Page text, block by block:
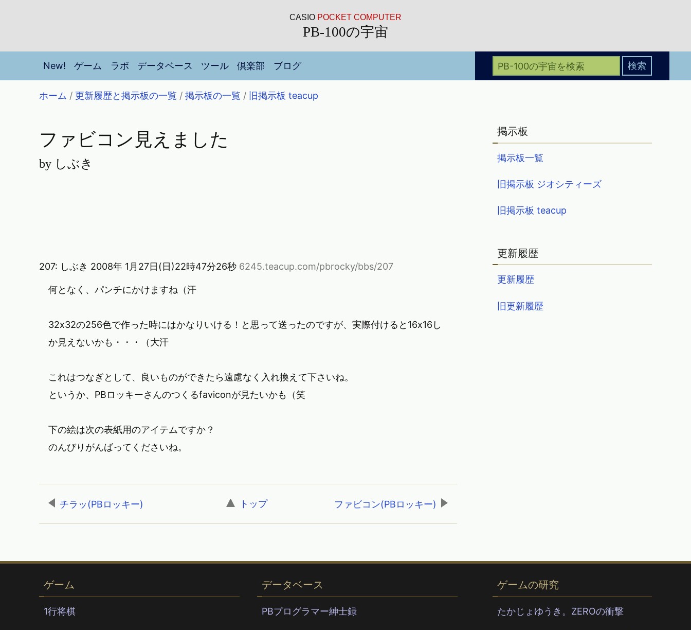
CASIO POCKET COMPUTER
PB-100の宇宙
New! ゲーム ラボ データベース ツール 倶楽部 ブログ
ホーム / 更新履歴と掲示板の一覧 /掲示板の一覧 / 旧掲示板 teacup
ファビコン見えました
by しぶき
207: しぶき 2008年 1月27日(日)22時47分26秒 6245.teacup.com/pbrocky/bbs/207
何となく、パンチにかけますね（汗
32x32の256色で作った時にはかなりいける！と思って送ったのですが、実際付けると16x16し
か見えないかも・・・（大汗
これはつなぎとして、良いものができたら遠慮なく入れ換えて下さいね。
というか、PBロッキーさんのつくるfaviconが見たいかも（笑
下の絵は次の表紙用のアイテムですか？
のんびりがんばってくださいね。
チラッ(PBロッキー) トップ, ファビコン(PBロッキー)
掲示板
掲示板一覧
旧掲示板 ジオシティーズ
旧掲示板 teacup
更新履歴
更新履歴
旧更新履歴
ゲーム
1行将棋
データベース
PBプログラマー紳士録
ゲームの研究
たかじょゆうき。ZEROの衝撃